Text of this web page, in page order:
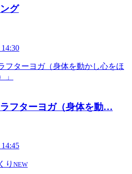
グ
フターヨガ（身体を動…
NEW